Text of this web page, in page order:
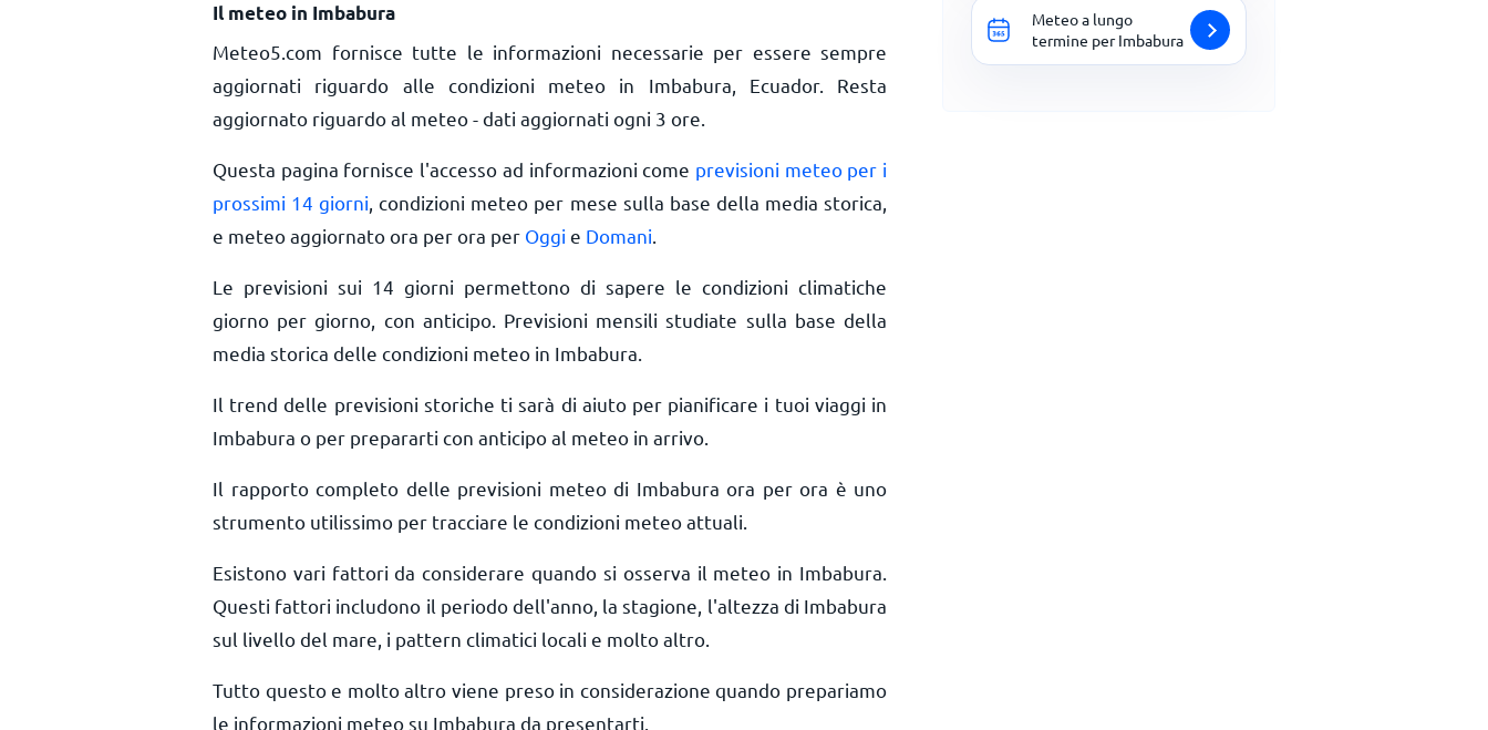
Il meteo in Imbabura
Meteo5.com fornisce tutte le informazioni necessarie per essere sempre
aggiornati riguardo alle condizioni meteo in Imbabura, Ecuador. Resta
aggiornato riguardo al meteo - dati aggiornati ogni 3 ore.
Questa pagina fornisce l'accesso ad informazioni come previsioni meteo per i
prossimi 14 giorni , condizioni meteo per mese sulla base della media storica,
e meteo aggiornato ora per ora per Oggi e Domani
Le previsioni sui 14 giorni permettono di sapere le condizioni climatiche
giorno per giorno, con anticipo. Previsioni mensili studiate sulla base della
media storica delle condizioni meteo in Imbabura.
Il trend delle previsioni storiche ti sarà di aiuto per pianificare i tuoi viaggi in
Imbabura o per prepararti con anticipo al meteo in arrivo.
Il rapporto completo delle previsioni meteo di Imbabura ora per ora è uno
strumento utilissimo per tracciare le condizioni meteo attuali.
Esistono vari fattori da considerare quando si osserva il meteo in Imbabura.
Questi fattori includono il periodo dell'anno, la stagione, l'altezza di Imbabura
sul livello del mare, i pattern climatici locali e molto altro.
Tutto questo e molto altro viene preso in considerazione quando prepariamo
le informazioni meteo su Imbabura da presentarti.
Meteo a lungo
termine per Imbabura